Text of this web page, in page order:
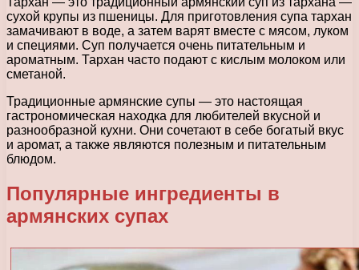
сухой крупы из пшеницы. Для приготовления супа тархан
замачивают в воде, а затем варят вместе с мясом, луком
и специями. Суп получается очень питательным и
ароматным. Тархан часто подают с кислым молоком или
сметаной.
Традиционные армянские супы — это настоящая
гастрономическая находка для любителей вкусной и
разнообразной кухни. Они сочетают в себе богатый вкус
и аромат, а также являются полезным и питательным
блюдом.
Популярные ингредиенты в
армянских супах